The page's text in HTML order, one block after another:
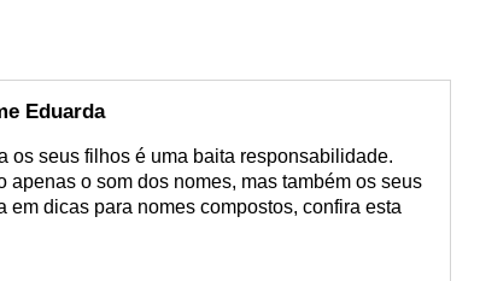
Eduarda
os seus filhos é uma baita responsabilidade.
apenas o som dos nomes, mas também os seus
dicas para nomes compostos, confira esta